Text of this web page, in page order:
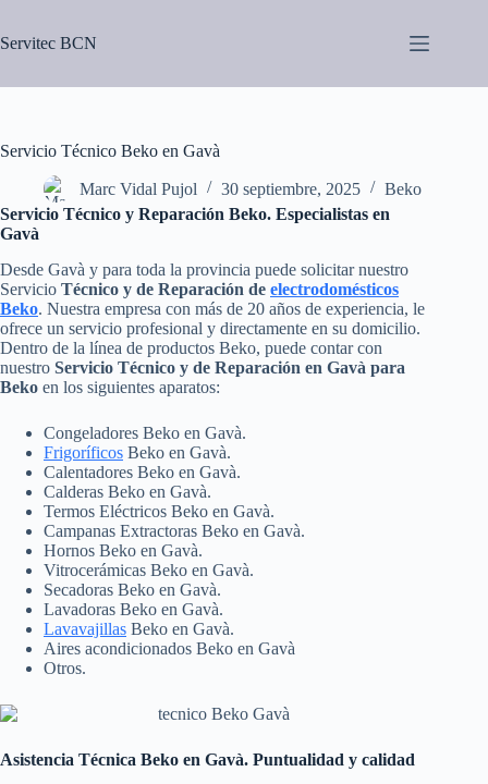
contenido
Servitec BCN
Servicio Técnico Beko en Gavà
Marc Vidal Pujol 30 septiembre, 2025
Beko
Servicio Técnico y Reparación Beko. Especialistas en
Gavà
Desde Gavà y para toda la provincia puede solicitar nuestro
Servicio Técnico y de Reparación de electrodomésticos
Beko. Nuestra empresa con más de 20 años de experiencia, le
ofrece un servicio profesional y directamente en su domicilio.
Dentro de la línea de productos Beko, puede contar con
nuestro Servicio Técnico y de Reparación en Gavà para
Beko en los siguientes aparatos:
Congeladores Beko en Gavà.
Frigoríficos Beko en Gavà.
Calentadores Beko en Gavà.
Calderas Beko en Gavà.
Termos Eléctricos Beko en Gavà.
Campanas Extractoras Beko en Gavà.
Hornos Beko en Gavà.
Vitrocerámicas Beko en Gavà.
Secadoras Beko en Gavà.
Lavadoras Beko en Gavà.
Lavavajillas Beko en Gavà.
Aires acondicionados Beko en Gavà
Otros.
Asistencia Técnica Beko en Gavà. Puntualidad y calidad